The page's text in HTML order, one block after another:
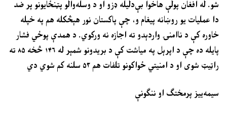
شو. له افغان پولې هاخوا بې‌دلیله ډزو او د وسله‌والو پټنځایونو پر ضد
دا عملیات یو روښانه پیغام و، چې پاکستان نور هېڅکله هم په خپله
خاوره کې د ناامنۍ واردېدو ته اجازه نه ورکوي. د همدې پوځي فشار
پایله ده چې د اپرېل په میاشت کې د بریدونو شمېر له ۱۴۶ څخه ۸۵ ته
راټیټ شوی او د امنیتي ځواکونو تلفات هم ۵۳ سلنه کم شوي دي
سیمه‌ییز پرمختګ او ننګونې